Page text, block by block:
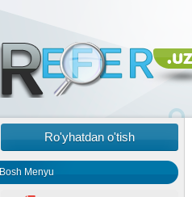
Ro'yhatdan o'tish
Bosh Menyu